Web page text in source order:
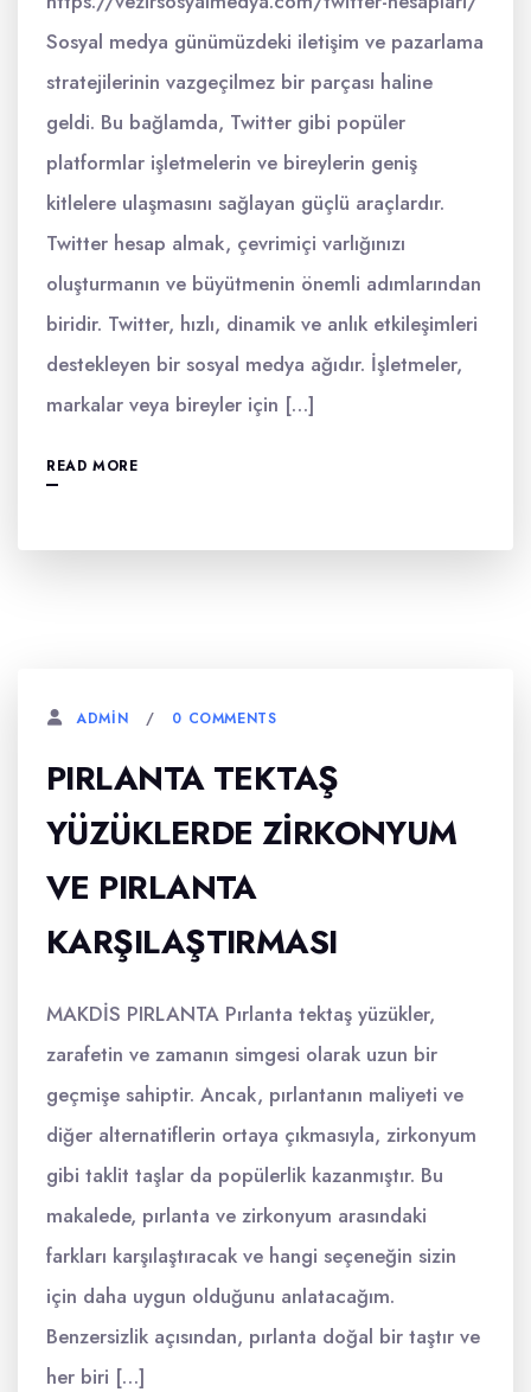
Sosyal medya günümüzdeki iletişim ve pazarlama
stratejilerinin vazgeçilmez bir parçası haline
geldi. Bu bağlamda, Twitter gibi popüler
platformlar işletmelerin ve bireylerin geniş
kitlelere ulaşmasını sağlayan güçlü araçlardır.
Twitter hesap almak, çevrimiçi varlığınızı
oluşturmanın ve büyütmenin önemli adımlarından
biridir. Twitter, hızlı, dinamik ve anlık etkileşimleri
destekleyen bir sosyal medya ağıdır. İşletmeler,
markalar veya bireyler için […]
READ MORE
ADMIN 0 COMMENTS
PIRLANTA TEKTAŞ
YÜZÜKLERDE ZIRKONYUM
VE PIRLANTA
KARŞILAŞTIRMASI
MAKDİS PIRLANTA Pırlanta tektaş yüzükler,
zarafetin ve zamanın simgesi olarak uzun bir
geçmişe sahiptir. Ancak, pırlantanın maliyeti ve
diğer alternatiflerin ortaya çıkmasıyla, zirkonyum
gibi taklit taşlar da popülerlik kazanmıştır. Bu
makalede, pırlanta ve zirkonyum arasındaki
farkları karşılaştıracak ve hangi seçeneğin sizin
için daha uygun olduğunu anlatacağım.
Benzersizlik açısından, pırlanta doğal bir taştır ve
her biri […]